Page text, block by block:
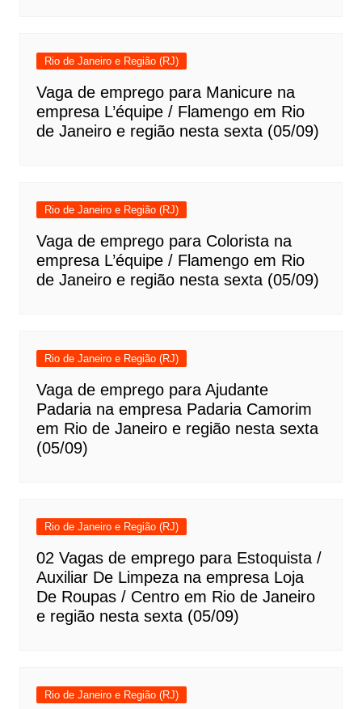
Rio de Janeiro e Região (RJ)
Vaga de emprego para Manicure na
empresa L’équipe / Flamengo em Rio
de Janeiro e região nesta sexta (05/09)
Rio de Janeiro e Região (RJ)
Vaga de emprego para Colorista na
empresa L’équipe / Flamengo em Rio
de Janeiro e região nesta sexta (05/09)
Rio de Janeiro e Região (RJ)
Vaga de emprego para Ajudante
Padaria na empresa Padaria Camorim
em Rio de Janeiro e região nesta sexta
(05/09)
Rio de Janeiro e Região (RJ)
02 Vagas de emprego para Estoquista /
Auxiliar De Limpeza na empresa Loja
De Roupas / Centro em Rio de Janeiro
e região nesta sexta (05/09)
Rio de Janeiro e Região (RJ)